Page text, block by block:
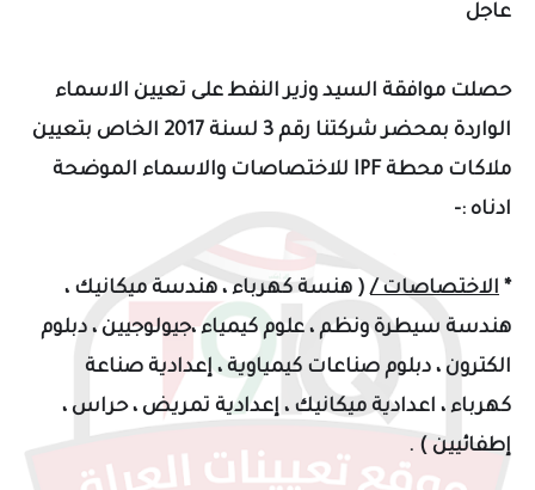
عاجل
حصلت موافقة السيد وزير النفط على تعيين الاسماء
الواردة بمحضر شركتنا رقم 3 لسنة 2017 الخاص بتعيين
ملاكات محطة IPF للاختصاصات والاسماء الموضحة
ادناه :-
* الاختصاصات /( هنسة كهرباء ، هندسة ميكانيك ،
هندسة سيطرة ونظم ، علوم كيمياء ،جيولوجيين ، دبلوم
الكترون ، دبلوم صناعات كيمياوية ، إعدادية صناعة
كهرباء ، اعدادية ميكانيك ، إعدادية تمريض ، حراس ،
إطفائيين ) .